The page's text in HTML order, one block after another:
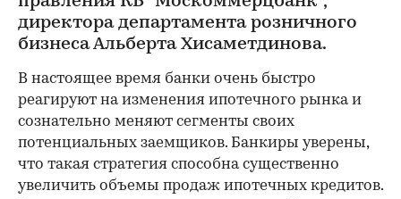
директора департамента розничного
бизнеса Альберта Хисаметдинова.
В настоящее время банки очень быстро
реагируют на изменения ипотечного рынка и
сознательно меняют сегменты своих
потенциальных заемщиков. Банкиры уверены,
что такая стратегия способна существенно
увеличить объемы продаж ипотечных кредитов.